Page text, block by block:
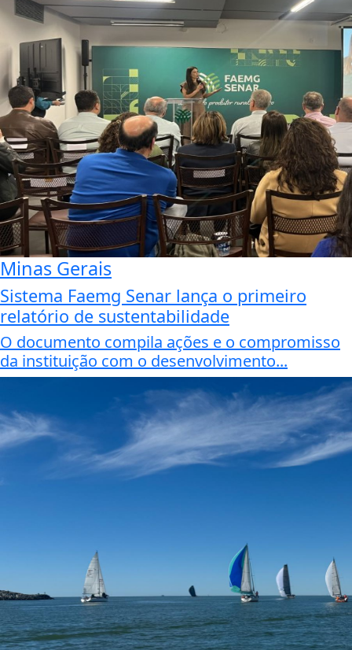
Minas Gerais
Sistema Faemg Senar lança o primeiro
relatório de sustentabilidade
O documento compila ações e o compromisso
da instituição com o desenvolvimento...